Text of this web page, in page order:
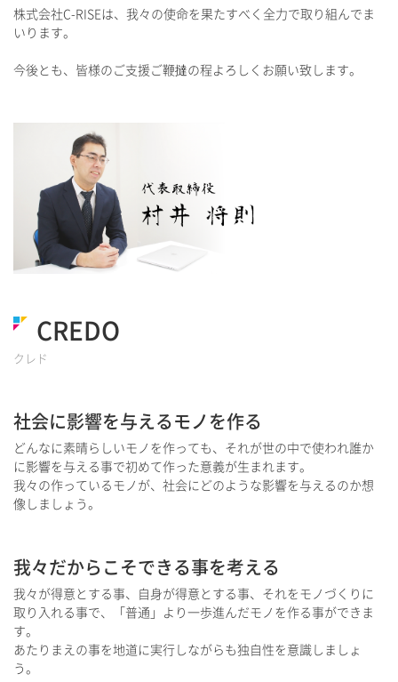
株式会社C-RISEは、我々の使命を果たすべく全力で取り組んでま
いります。
今後とも、皆様のご支援ご鞭撻の程よろしくお願い致します。
CREDO
クレド
社会に影響を与えるモノを作る
どんなに素晴らしいモノを作っても、それが世の中で使われ誰か
に影響を与える事で初めて作った意義が生まれます。
我々の作っているモノが、社会にどのような影響を与えるのか想
像しましょう。
我々だからこそできる事を考える
我々が得意とする事、自身が得意とする事、それをモノづくりに
取り入れる事で、「普通」より一歩進んだモノを作る事ができま
す。
あたりまえの事を地道に実行しながらも独自性を意識しましょ
う。